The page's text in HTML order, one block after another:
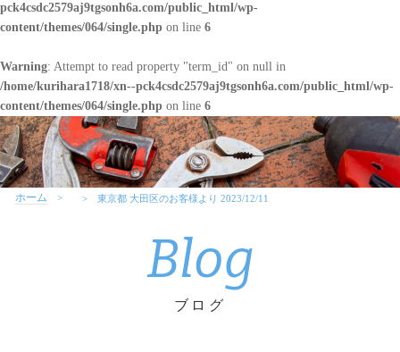
pck4csdc2579aj9tgsonh6a.com/public_html/wp-
content/themes/064/single.php on line 6
Warning: Attempt to read property "term_id" on null in
/home/kurihara1718/xn--pck4csdc2579aj9tgsonh6a.com/public_html/wp-
content/themes/064/single.php on line 6
ホーム 東京都 大田区のお客様より 2023/12/11
Blog
ブログ